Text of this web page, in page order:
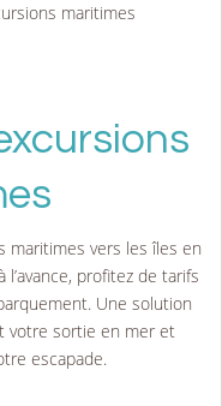
maritimes
maritimes vers les îles en
profitez de tarifs
Une solution
votre sortie en mer et
escapade.